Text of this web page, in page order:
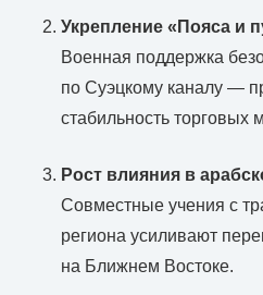
Укрепление «Пояса и
Военная поддержка
по Суэцкому каналу —
стабильность торговых
Рост влияния в
Совместные учения с
региона усиливают
на Ближнем Востоке.